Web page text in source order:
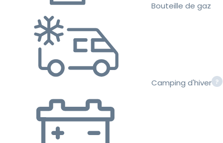
Bouteille de gaz
Camping d'hiver